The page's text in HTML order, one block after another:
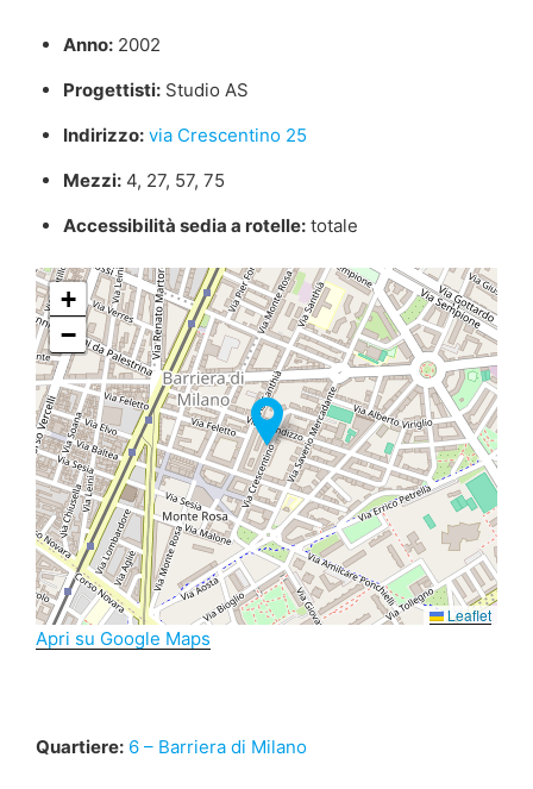
Anno:2002
Progettisti:Studio AS
Indirizzo: via Crescentino 25
Mezzi:4, 27, 57, 75
Accessibilità sedia a rotelle:totale
+
−
Leaflet
Apri su Google Maps
Quartiere: 6 – Barriera di Milano